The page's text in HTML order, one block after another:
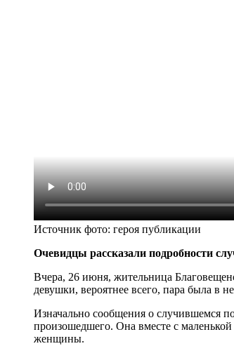
Источник фото: героя публикации
Очевидцы рассказали подробности
Вчера, 26 июня, жительница
девушки, вероятнее всего, пара была в
Изначально сообщения о случившемся
произошедшего. Она вместе с
женщины.